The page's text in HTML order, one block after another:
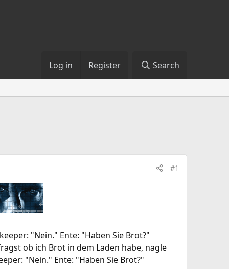
Log in Register Search
#1
"Nein." Ente: "Haben Sie Brot?"
ob ich Brot in dem Laden habe, nagle
"Nein." Ente: "Haben Sie Brot?"